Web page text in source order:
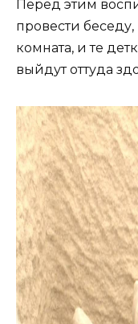
Перед этим
провести беседу,
комната, и те
выйдут оттуда